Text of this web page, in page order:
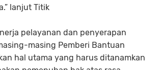
lanjut Titik
pelayanan dan penyerapan
masing Pemberi Bantuan
hal utama yang harus ditanamkan